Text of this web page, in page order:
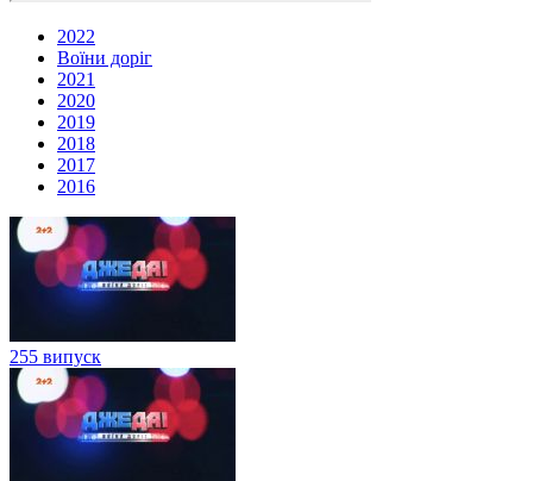
2022
Воїни доріг
2021
2020
2019
2018
2017
2016
255 випуск